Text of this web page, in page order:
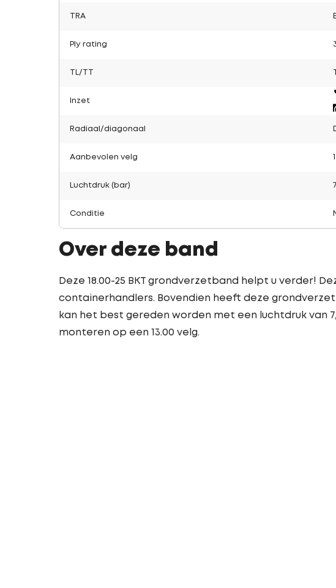
TRA
Ply rating
TL/TT
Inzet
Radiaal/diagonaal
Aanbevolen velg
Luchtdruk (bar)
Conditie
Over deze band
Deze 18.00-25 BKT grondverzetband helpt u verder!
containerhandlers. Bovendien heeft deze
kan het best gereden worden met een luchtdruk van
monteren op een 13.00 velg.